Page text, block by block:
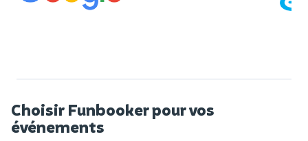
Choisir Funbooker pour vos
événements